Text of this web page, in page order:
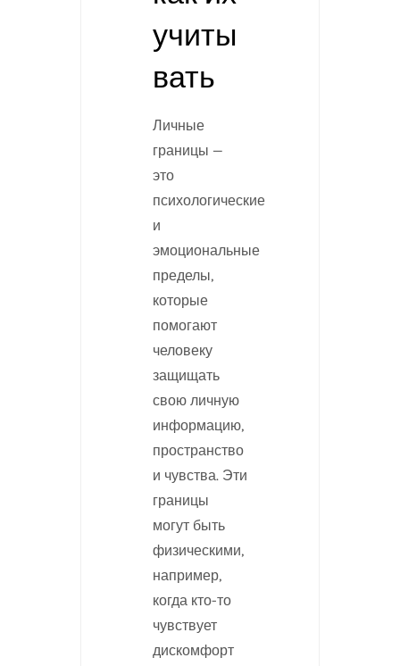
учиты
вать
Личные
границы —
это
психологические
и
эмоциональные
пределы,
которые
помогают
человеку
защищать
свою личную
информацию,
пространство
и чувства. Эти
границы
могут быть
физическими,
например,
когда кто-то
чувствует
дискомфорт